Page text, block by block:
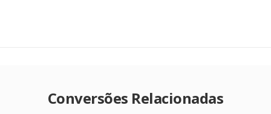
Conversões Relacionadas